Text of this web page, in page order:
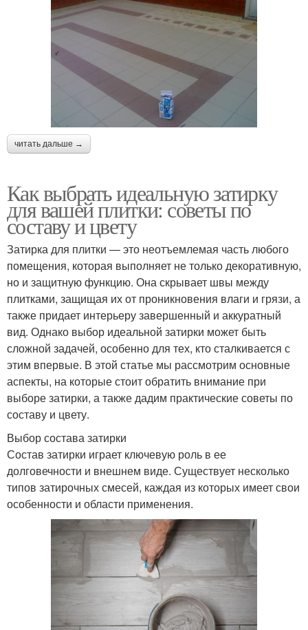
читать дальше →
Как выбрать идеальную затирку
для вашей плитки: советы по
составу и цвету
Затирка для плитки — это неотъемлемая часть любого
помещения, которая выполняет не только декоративную,
но и защитную функцию. Она скрывает швы между
плитками, защищая их от проникновения влаги и грязи, а
также придает интерьеру завершенный и аккуратный
вид. Однако выбор идеальной затирки может быть
сложной задачей, особенно для тех, кто сталкивается с
этим впервые. В этой статье мы рассмотрим основные
аспекты, на которые стоит обратить внимание при
выборе затирки, а также дадим практические советы по
составу и цвету.
Выбор состава затирки
Состав затирки играет ключевую роль в ее
долговечности и внешнем виде. Существует несколько
типов затирочных смесей, каждая из которых имеет свои
особенности и области применения.